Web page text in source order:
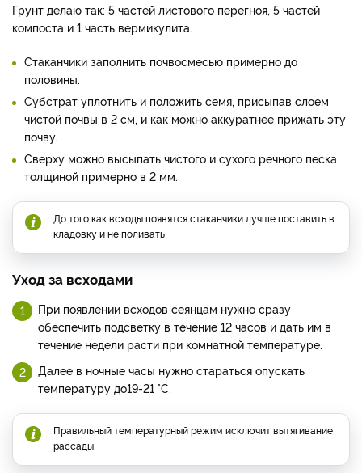
Грунт делаю так: 5 частей листового перегноя, 5 частей
компоста и 1 часть вермикулита.
Стаканчики заполнить почвосмесью примерно до
половины.
Субстрат уплотнить и положить семя, присыпав слоем
чистой почвы в 2 см, и как можно аккуратнее прижать эту
почву.
Сверху можно высыпать чистого и сухого речного песка
толщиной примерно в 2 мм.
До того как всходы появятся стаканчики лучше поставить в
кладовку и не поливать
Уход за всходами
При появлении всходов сеянцам нужно сразу
обеспечить подсветку в течение 12 часов и дать им в
течение недели расти при комнатной температуре.
Далее в ночные часы нужно стараться опускать
температуру до19-21 °C.
Правильный температурный режим исключит вытягивание
рассады